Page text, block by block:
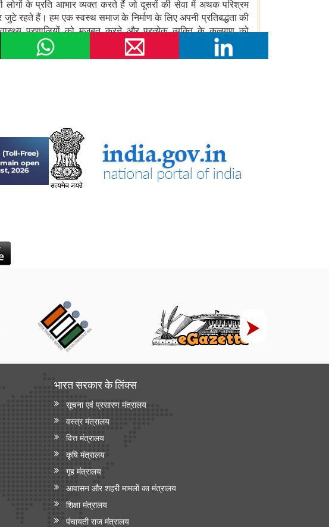
भारत सरकार के लिंक्‍स
सूचना एवं प्रसारण मंत्रालय
वस्त्र मंत्रालय
वित्त मंत्रालय
कृषि मंत्रालय
गृह मंत्रालय
आवासन और शहरी मामलों का मंत्रालय
शिक्षा मंत्रालय
पंचायती राज मंत्रालय